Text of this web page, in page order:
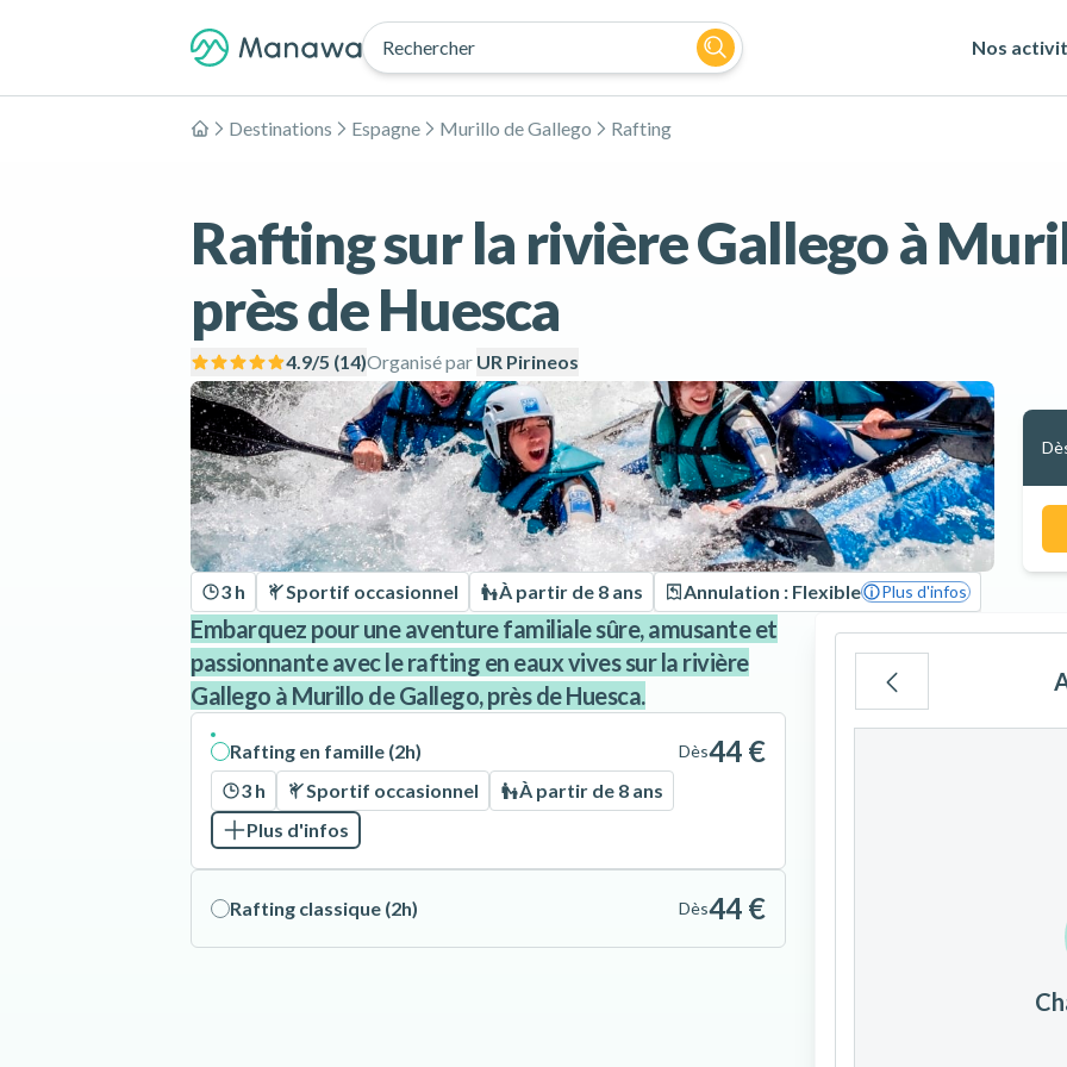
Rechercher Nos
Accueil
Destinations Espagne Murillo de Gallego Rafting
Rafting sur la rivière Gallego à
près de Huesca
Organisé par UR Pirineos
4.9/5 (14)
3 h Sportif occasionnel À partir de 8 ans Annulation : Flexible Plus d'infos
Embarquez pour une aventure familiale sûre, amusante et
passionnante avec le rafting en eaux vives sur la rivière
Gallego à Murillo de Gallego, près de Huesca.
Rafting en famille (2h) Dès44 €
3 h Sportif occasionnel
À partir de 8 ans
Plus d'infos
Rafting classique (2h) Dès44 €
19